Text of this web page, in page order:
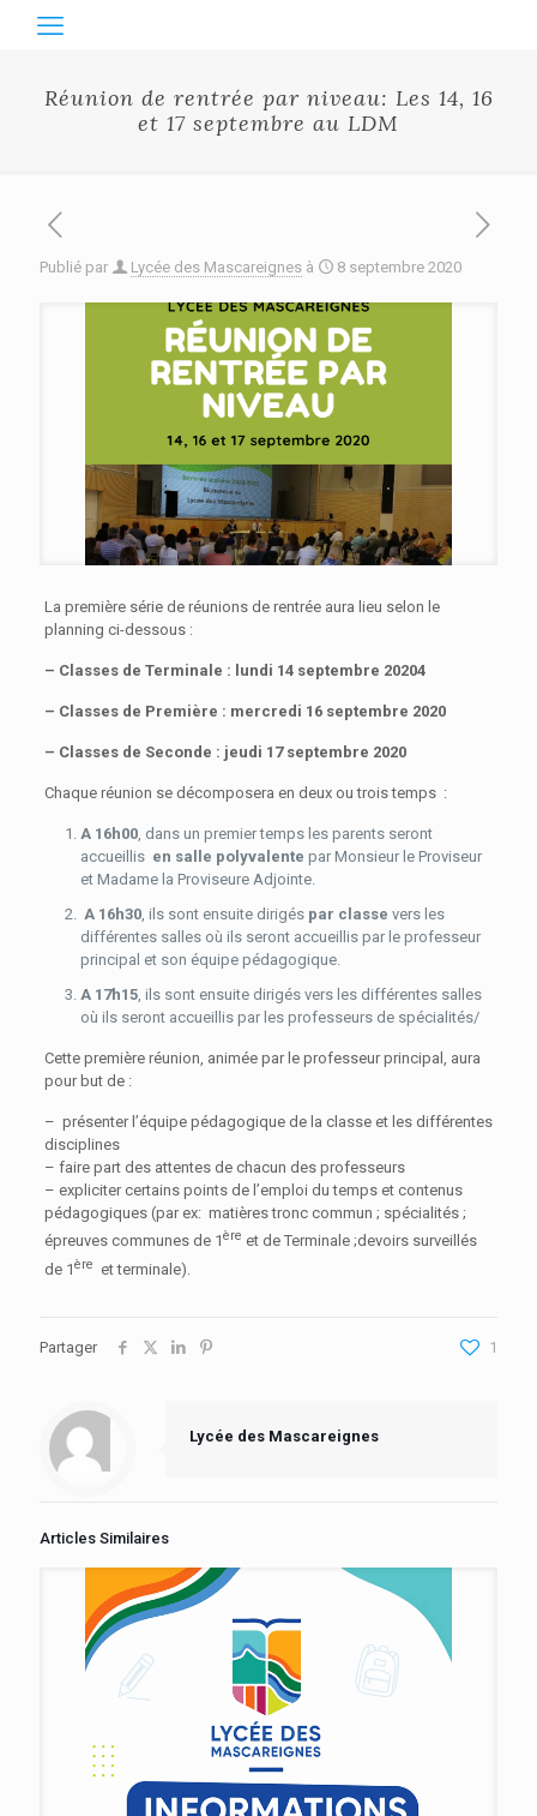
Réunion de rentrée par niveau: Les 14, 16
et 17 septembre au LDM
Publié par Lycée des Mascareignes à 8 septembre 2020
La première série de réunions de rentrée aura lieu selon le
planning ci-dessous :
– Classes de Terminale : lundi 14 septembre 20204
– Classes de Première : mercredi 16 septembre 2020
– Classes de Seconde : jeudi 17 septembre 2020
Chaque réunion se décomposera en deux ou trois temps :
A 16h00, dans un premier temps les parents seront
accueillis en salle polyvalente par Monsieur le Proviseur
et Madame la Proviseure Adjointe.
A 16h30, ils sont ensuite dirigés par classe vers les
différentes salles où ils seront accueillis par le professeur
principal et son équipe pédagogique.
A 17h15, ils sont ensuite dirigés vers les différentes salles
où ils seront accueillis par les professeurs de spécialités/
Cette première réunion, animée par le professeur principal, aura
pour but de :
– présenter l’équipe pédagogique de la classe et les différentes
disciplines
– faire part des attentes de chacun des professeurs
– expliciter certains points de l’emploi du temps et contenus
pédagogiques (par ex: matières tronc commun ; spécialités ;
épreuves communes de 1 ère et de Terminale ;devoirs surveillés
de 1ère et terminale).
Partager 1
Lycée des Mascareignes
Articles Similaires